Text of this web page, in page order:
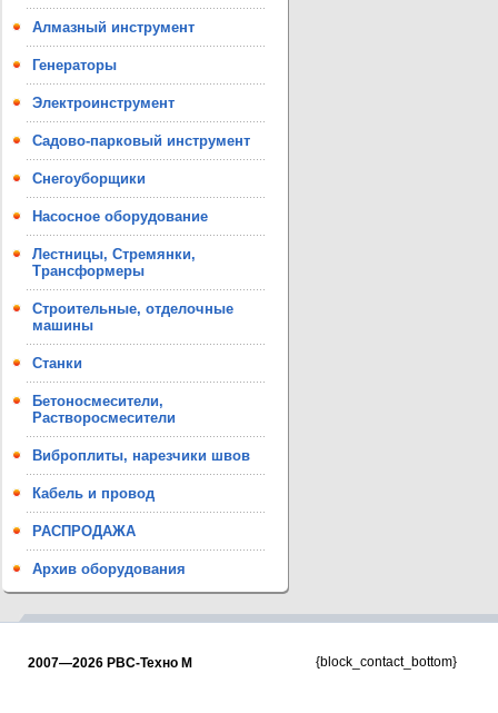
Алмазный инструмент
Генераторы
Электроинструмент
Садово-парковый инструмент
Снегоуборщики
Насосное оборудование
Лестницы, Стремянки,
Трансформеры
Строительные, отделочные
машины
Станки
Бетоносмесители,
Растворосмесители
Виброплиты, нарезчики швов
Кабель и провод
РАСПРОДАЖА
Архив оборудования
2007—2026 РВС-Техно М {block_contact_bottom}